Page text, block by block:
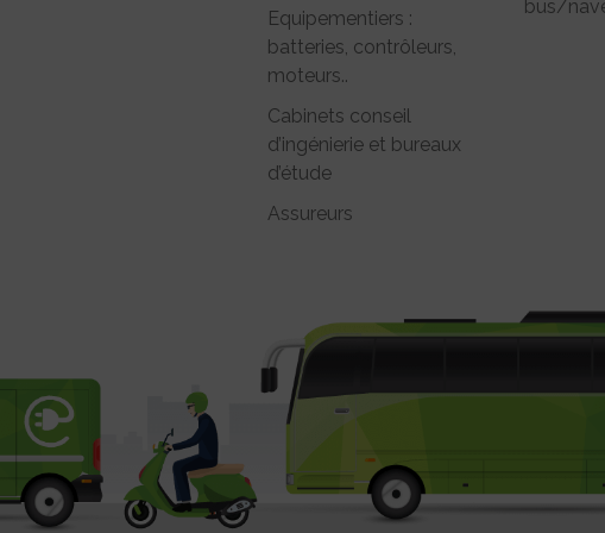
Equipementiers :
batteries, contrôleurs,
moteurs..
Cabinets conseil
d’ingénierie et bureaux
d’étude
Assureurs
bus/